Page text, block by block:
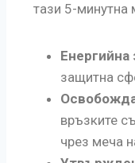
тази 5-
защитна
връзките
чрез меча